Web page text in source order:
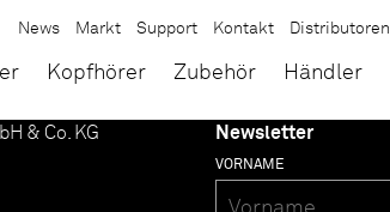
Kopfhörer Zubehör Händler
News Markt Support Kontakt Distributoren
& Co. KG
Newsletter
VORNAME